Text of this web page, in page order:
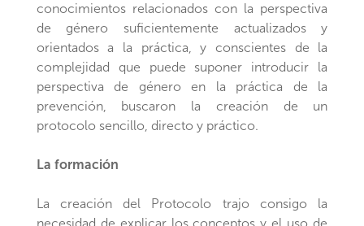
conocimientos relacionados con la perspectiva
de género suficientemente actualizados y
orientados a la práctica, y conscientes de la
complejidad que puede suponer introducir la
perspectiva de género en la práctica de la
prevención, buscaron la creación de un
protocolo sencillo, directo y práctico.
La formación
La creación del Protocolo trajo consigo la